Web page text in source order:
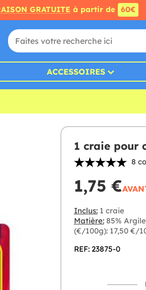
GRATUITE à partir de 60€
ACCESSOIRES
1 craie pour
8
1,75 €
Inclus:1 craie
Matière:85%
(€/100g): 17,50 €/
REF: 23875-0